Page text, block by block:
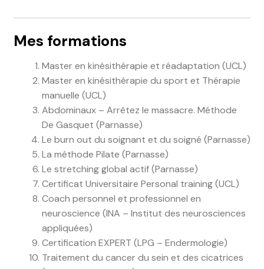
Mes formations
Master en kinésithérapie et réadaptation (UCL)
Master en kinésithérapie du sport et Thérapie
manuelle (UCL)
Abdominaux – Arrêtez le massacre. Méthode
De Gasquet (Parnasse)
Le burn out du soignant et du soigné (Parnasse)
La méthode Pilate (Parnasse)
Le stretching global actif (Parnasse)
Certificat Universitaire Personal training (UCL)
Coach personnel et professionnel en
neuroscience (INA – Institut des neurosciences
appliquées)
Certification EXPERT (LPG – Endermologie)
Traitement du cancer du sein et des cicatrices